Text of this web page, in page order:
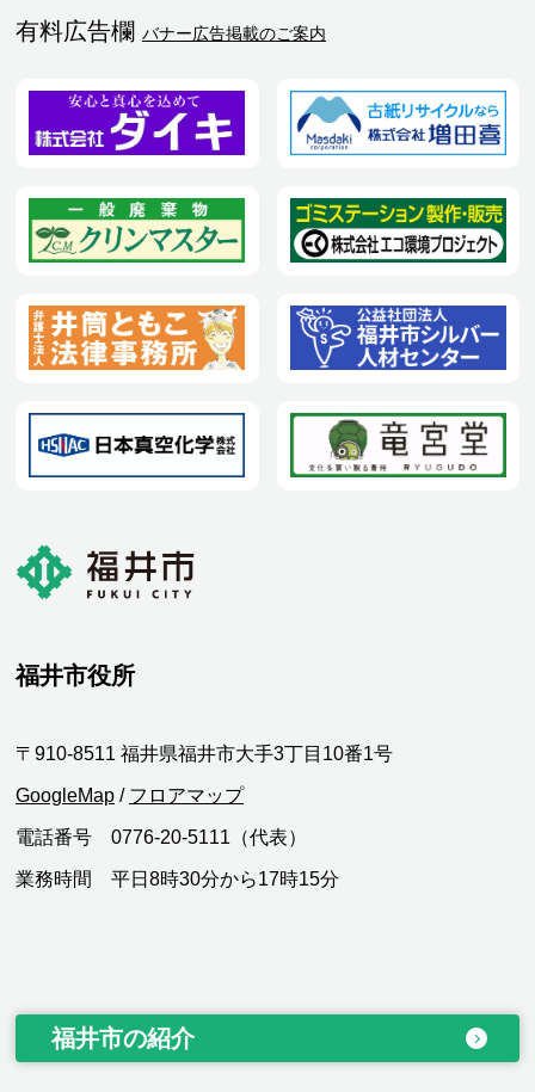
有料広告欄 バナー広告掲載のご案内
福井市役所
〒910-8511 福井県福井市大手3丁目10番1号
GoogleMap / フロアマップ
電話番号 0776-20-5111（代表）
業務時間 平日8時30分から17時15分
福井市の紹介